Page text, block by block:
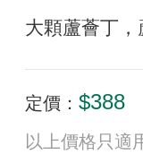
大顆蘆薈丁，
定價： $388
以上價格只適